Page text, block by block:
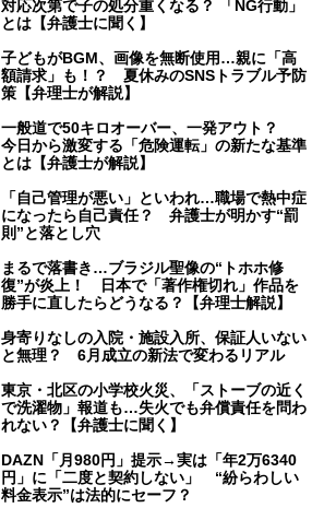
対応次第で子の処分重くなる？ 「NG行動」
とは【弁護士に聞く】
子どもがBGM、画像を無断使用…親に「高
額請求」も！？ 夏休みのSNSトラブル予防
策【弁理士が解説】
一般道で50キロオーバー、一発アウト？
今日から激変する「危険運転」の新たな基準
とは【弁護士が解説】
「自己管理が悪い」といわれ…職場で熱中症
になったら自己責任？ 弁護士が明かす“罰
則”と落とし穴
まるで落書き…ブラジル聖像の“トホホ修
復”が炎上！ 日本で「著作権切れ」作品を
勝手に直したらどうなる？【弁理士解説】
身寄りなしの入院・施設入所、保証人いない
と無理？ 6月成立の新法で変わるリアル
東京・北区の小学校火災、「ストーブの近く
で洗濯物」報道も…失火でも弁償責任を問わ
れない？【弁護士に聞く】
DAZN「月980円」提示→実は「年2万6340
円」に「二度と契約しない」 “紛らわしい
料金表示”は法的にセーフ？